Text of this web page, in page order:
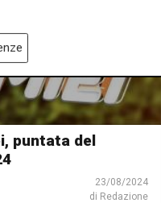
puntata del
23/08/2024
di Redazione